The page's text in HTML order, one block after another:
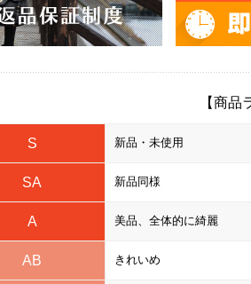
【商品
S 新品・未使用
SA 新品同様
A 美品、全体的に綺麗
AB きれいめ